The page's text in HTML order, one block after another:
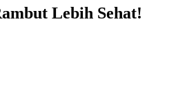
Lebih Sehat!